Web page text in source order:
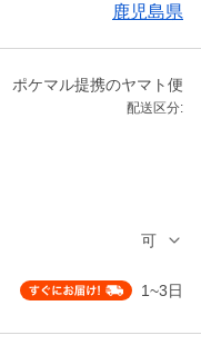
鹿児島県
ポケマル提携のヤマト便
配送区分:
可
1~3日